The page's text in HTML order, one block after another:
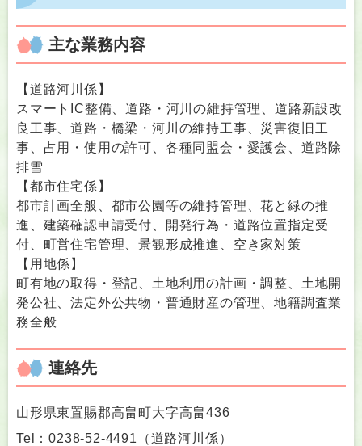
主な業務内容
【道路河川係】
スマートIC整備、道路・河川の維持管理、道路新設改
良工事、道路・橋梁・河川の維持工事、災害復旧工
事、占用・使用の許可、各種同盟会・愛護会、道路除
排雪
【都市住宅係】
都市計画全般、都市公園等の維持管理、花と緑の推
進、建築確認申請受付、開発行為・道路位置指定受
付、町営住宅管理、景観形成推進、空き家対策
【用地係】
町有地の取得・登記、土地利用の計画・調整、土地開
発公社、法定外公共物・普通財産の管理、地籍調査業
務全般
連絡先
山形県東置賜郡高畠町大字高畠436
Tel：0238-52-4491
（道路河川係）